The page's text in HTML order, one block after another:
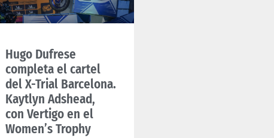
Hugo Dufrese
completa el cartel
del X-Trial Barcelona.
Kaytlyn Adshead,
con Vertigo en el
Women’s Trophy